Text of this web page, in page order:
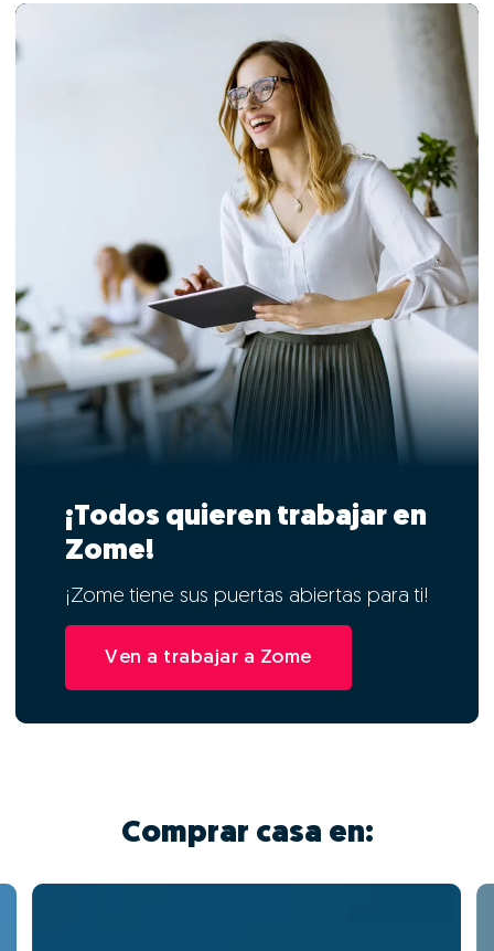
¡Todos quieren trabajar en
Zome!
¡Zome tiene sus puertas abiertas para ti!
Ven a trabajar a Zome
Comprar casa en: